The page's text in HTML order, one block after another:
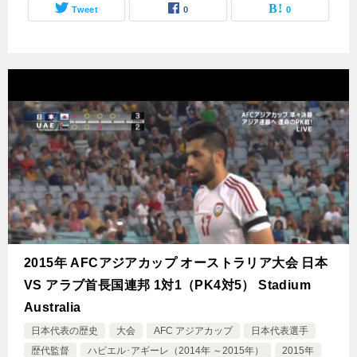
Tweet 0 0
2015年 AFCアジアカップ オーストラリア大会 日本
VS アラブ首長国連邦 1対1（PK4対5） Stadium
Australia
日本代表の歴史 大会 AFC アジアカップ
日本代表選手
歴代監督
ハビエル･アギーレ（2014年 ～2015年）
2015年